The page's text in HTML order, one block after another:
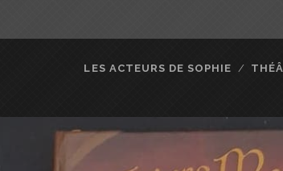
LES ACTEURS DE SOPHIE